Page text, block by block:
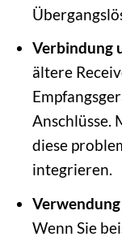
Verbindung
ältere
Anschlüsse.
diese
integrieren.
Wenn Sie